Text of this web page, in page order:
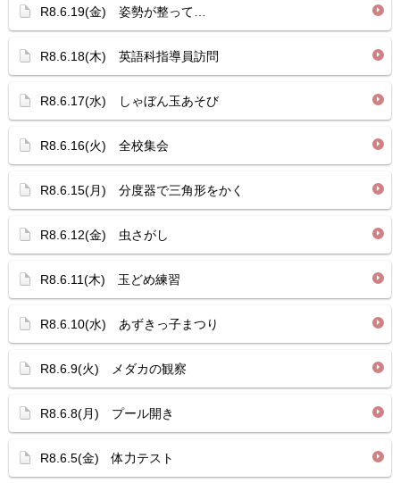
R8.6.19(金) 姿勢が整って…
R8.6.18(木) 英語科指導員訪問
R8.6.17(水) しゃぼん玉あそび
R8.6.16(火) 全校集会
R8.6.15(月) 分度器で三角形をかく
R8.6.12(金) 虫さがし
R8.6.11(木) 玉どめ練習
R8.6.10(水) あずきっ子まつり
R8.6.9(火) メダカの観察
R8.6.8(月) プール開き
R8.6.5(金) 体力テスト